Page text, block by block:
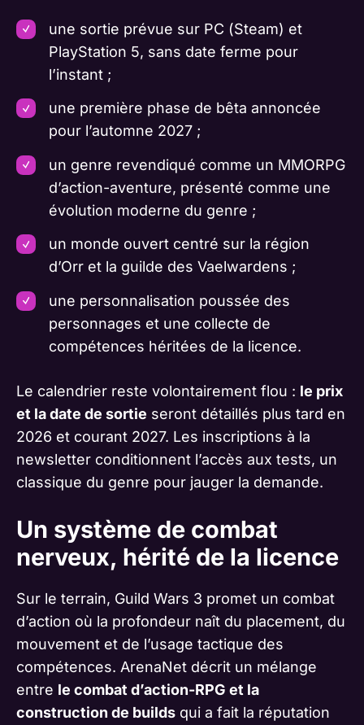
une sortie prévue sur PC (Steam) et
PlayStation 5, sans date ferme pour
l’instant ;
une première phase de bêta annoncée
pour l’automne 2027 ;
un genre revendiqué comme un MMORPG
d’action-aventure, présenté comme une
évolution moderne du genre ;
un monde ouvert centré sur la région
d’Orr et la guilde des Vaelwardens ;
une personnalisation poussée des
personnages et une collecte de
compétences héritées de la licence.
Le calendrier reste volontairement flou : le prix
et la date de sortie seront détaillés plus tard en
2026 et courant 2027. Les inscriptions à la
newsletter conditionnent l’accès aux tests, un
classique du genre pour jauger la demande.
Un système de combat
nerveux, hérité de la licence
Sur le terrain, Guild Wars 3 promet un combat
d’action où la profondeur naît du placement, du
mouvement et de l’usage tactique des
compétences. ArenaNet décrit un mélange
entre le combat d’action-RPG et la
construction de builds qui a fait la réputation